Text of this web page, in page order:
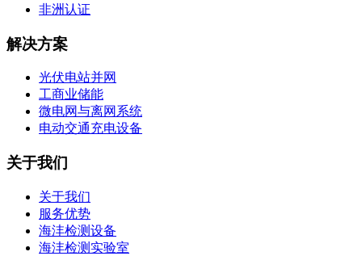
非洲认证
解决方案
光伏电站并网
工商业储能
微电网与离网系统
电动交通充电设备
关于我们
关于我们
服务优势
海沣检测设备
海沣检测实验室